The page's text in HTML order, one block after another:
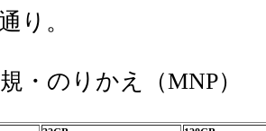
り。
・のりかえ（MNP）